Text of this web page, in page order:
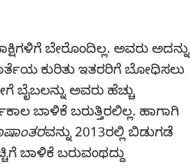
ಬೇರೊಂದಿಲ್ಲ. ಅವರು ಅದನ್ನು
ಕುರಿತು ಇತರರಿಗೆ ಬೋಧಿಸಲು
ಬೈಬಲನ್ನು ಅವರು ಹೆಚ್ಚು
ಬಾಳಿಕೆ ಬರುತ್ತಿರಲಿಲ್ಲ. ಹಾಗಾಗಿ
ವನ್ನು 2013ರಲ್ಲಿ ಬಿಡುಗಡೆ
ಬಾಳಿಕೆ ಬರುವಂಥದ್ದು